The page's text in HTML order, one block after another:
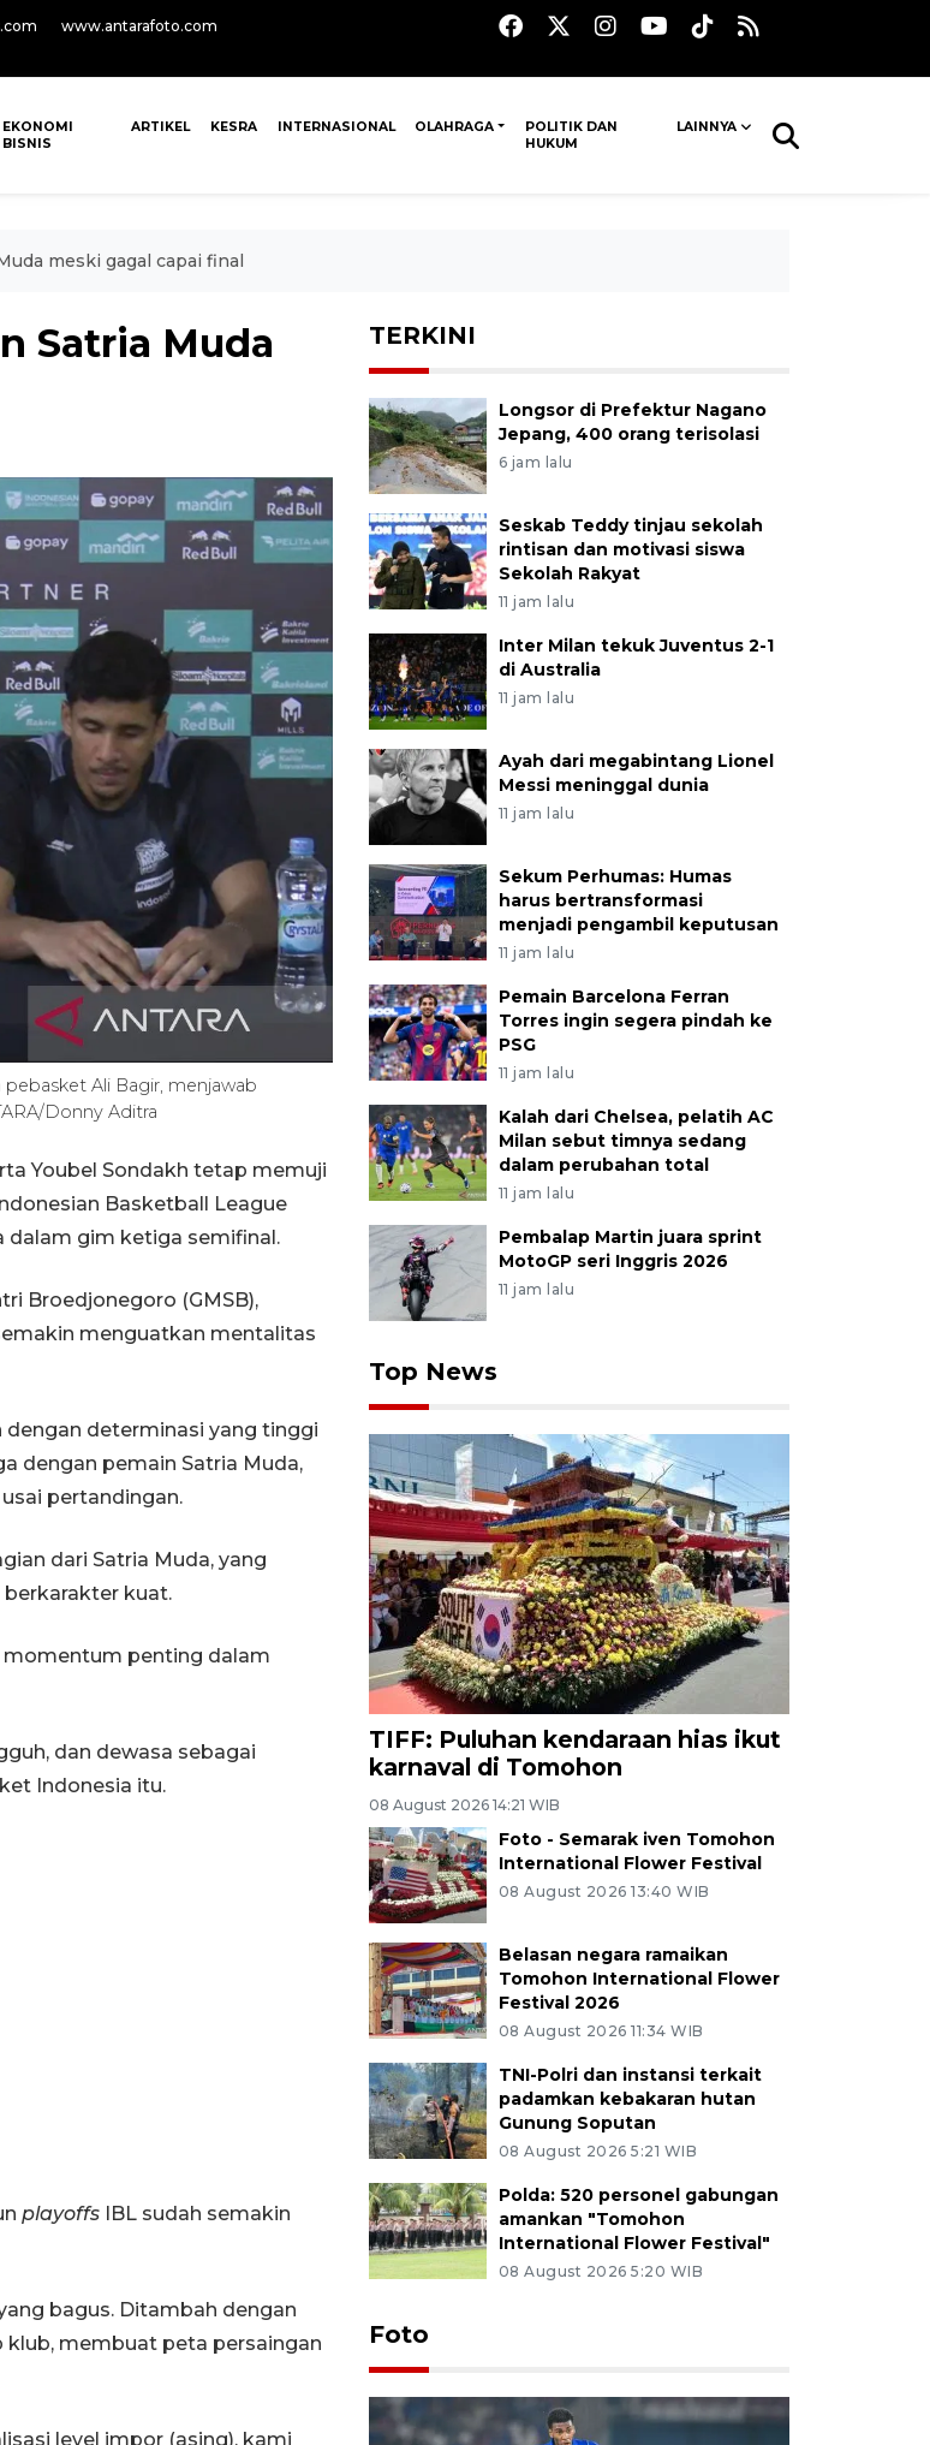
www.antarafoto.com
EKONOMI
BISNIS
ARTIKEL KESRA INTERNASIONAL OLAHRAGA
POLITIK DAN
HUKUM
LAINNYA
meski gagal capai final
Satria Muda
Ali Bagir, menjawab
Donny Aditra
Youbel Sondakh tetap memuji
Basketball League
dalam gim ketiga semifinal.
Broedjonegoro (GMSB),
menguatkan mentalitas
determinasi yang tinggi
dengan pemain Satria Muda,
pertandingan.
dari Satria Muda, yang
kuat.
momentum penting dalam
dan dewasa sebagai
Indonesia itu.
playoffs IBL sudah semakin
bagus. Ditambah dengan
membuat peta persaingan
level impor (asing), kami
TERKINI
Longsor di Prefektur Nagano
Jepang, 400 orang terisolasi
6 jam lalu
Seskab Teddy tinjau sekolah
rintisan dan motivasi siswa
Sekolah Rakyat
11 jam lalu
Inter Milan tekuk Juventus 2-1
di Australia
11 jam lalu
Ayah dari megabintang Lionel
Messi meninggal dunia
11 jam lalu
Sekum Perhumas: Humas
harus bertransformasi
menjadi pengambil keputusan
11 jam lalu
Pemain Barcelona Ferran
Torres ingin segera pindah ke
PSG
11 jam lalu
Kalah dari Chelsea, pelatih AC
Milan sebut timnya sedang
dalam perubahan total
11 jam lalu
Pembalap Martin juara sprint
MotoGP seri Inggris 2026
11 jam lalu
Top News
TIFF: Puluhan kendaraan hias ikut
karnaval di Tomohon
08 August 2026 14:21 WIB
Foto - Semarak iven Tomohon
International Flower Festival
08 August 2026 13:40 WIB
Belasan negara ramaikan
Tomohon International Flower
Festival 2026
08 August 2026 11:34 WIB
TNI-Polri dan instansi terkait
padamkan kebakaran hutan
Gunung Soputan
08 August 2026 5:21 WIB
Polda: 520 personel gabungan
amankan "Tomohon
International Flower Festival"
08 August 2026 5:20 WIB
Foto